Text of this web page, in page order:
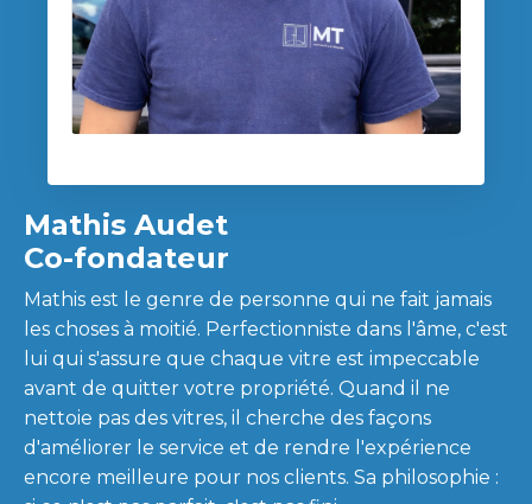
Mathis Audet
Co-fondateur
Mathis est le genre de personne qui ne fait jamais
les choses à moitié. Perfectionniste dans l'âme, c'est
lui qui s'assure que chaque vitre est impeccable
avant de quitter votre propriété. Quand il ne
nettoie pas des vitres, il cherche des façons
d'améliorer le service et de rendre l'expérience
encore meilleure pour nos clients. Sa philosophie :